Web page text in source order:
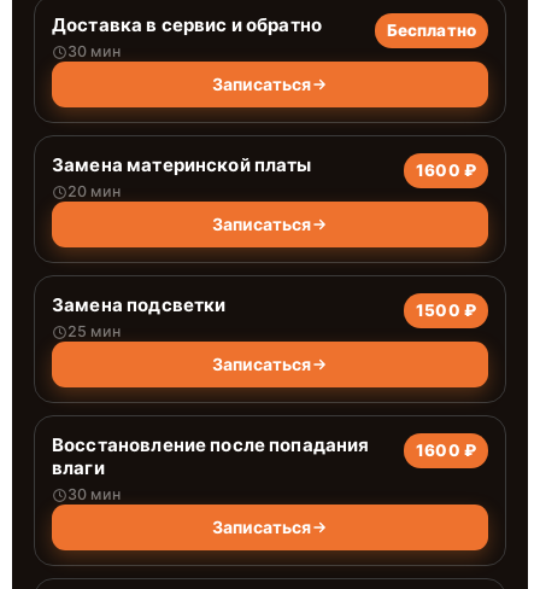
Доставка в сервис и обратно
30 мин
Бесплатно
Записаться
Замена материнской платы
20 мин
1600 ₽
Записаться
Замена подсветки
25 мин
1500 ₽
Записаться
Восстановление после попадания
влаги
30 мин
1600 ₽
Записаться